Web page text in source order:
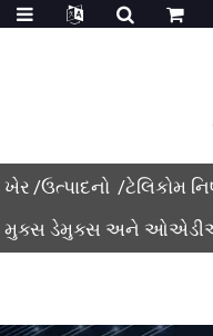
ખેર ઉત્પાદનો
ટેલિકોમ
મુક્સ ડેમુક્સ અને